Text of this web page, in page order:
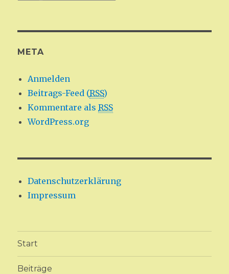
META
Anmelden
Beitrags-Feed (RSS)
Kommentare alsRSS
WordPress.org
Datenschutzerklärung
Impressum
Start
Beiträge